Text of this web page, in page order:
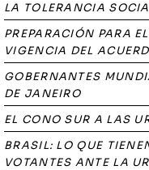
LA TOLERANCIA
PREPARACIÓN PARA
VIGENCIA DEL
GOBERNANTES
DE JANEIRO
EL CONO SUR A LAS
BRASIL: LO QUE
VOTANTES ANTE LA